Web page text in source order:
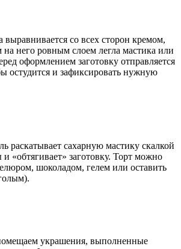
выравнивается со всех сторон кремом,
него ровным слоем легла мастика или
оформлением заготовку отправляется
остудится и зафиксировать нужную
раскатывает сахарную мастику скалкой
«обтягивает» заготовку. Торт можно
шоколадом, гелем или оставить
украшения, выполненные